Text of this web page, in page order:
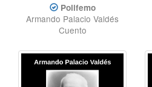
Polifemo
Armando Palacio Valdés
Cuento